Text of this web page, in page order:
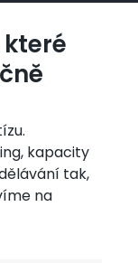
kapacity
tak,
na